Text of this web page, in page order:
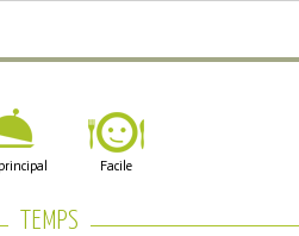
Facile
TEMPS